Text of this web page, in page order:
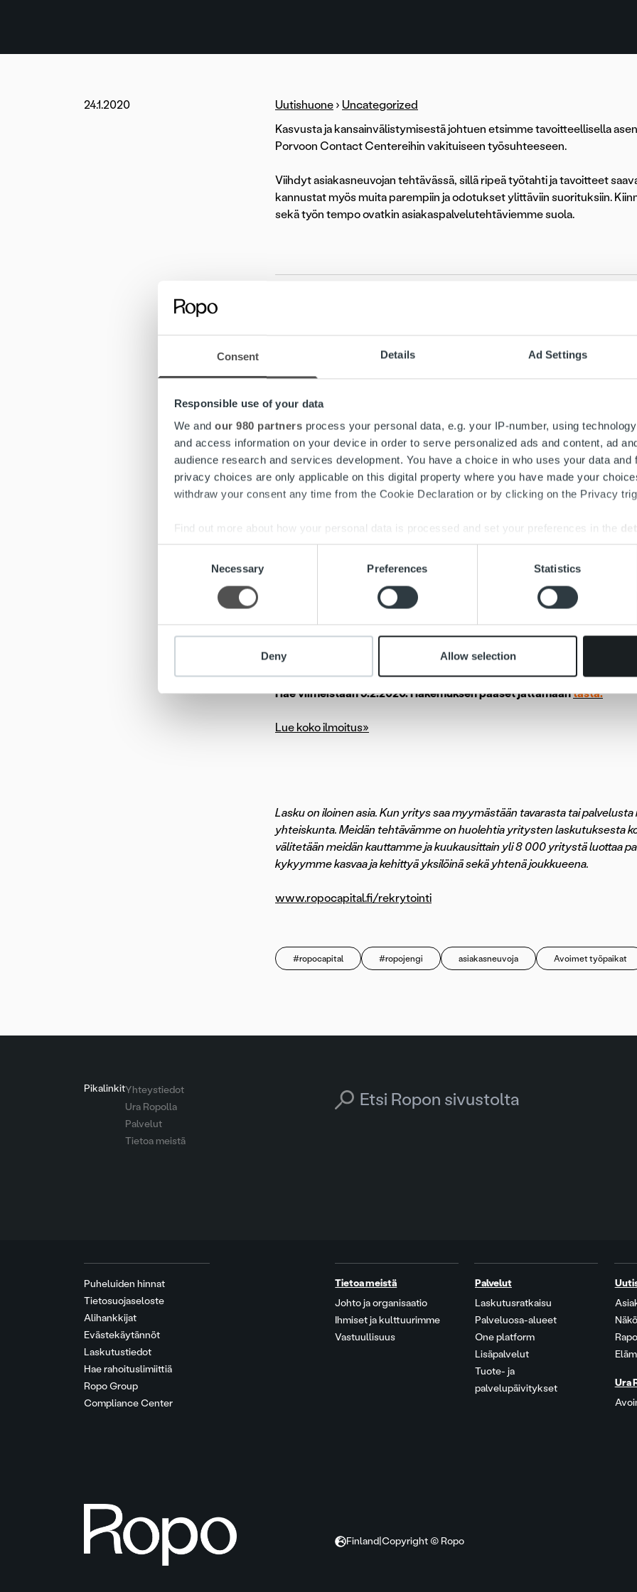
Consent Details Ad Settings
Responsible use of your data
We and our 980 partners process your personal data, e.g. your IP-number, using
and access information on your device in order to serve personalized ads and content, ad
audience research and services development. You have a choice in who uses your data and
privacy choices are only applicable on this digital property where you have made your
withdraw your consent any time from the Cookie Declaration or by clicking on the Privacy
Find out more about how your personal data is processed and set your preferences in the
We use cookies to personalise content and ads, to provide social media features and to
other information that you’ve provided to them or that they’ve collected from your use of their
Necessary Preferences Statistics
Deny Allow selection
24.1.2020 Uutishuone › Uncategorized
Kasvusta ja kansainvälistymisestä johtuen etsimme tavoitteellisella
Porvoon Contact Centereihin vakituiseen työsuhteeseen.
Viihdyt asiakasneuvojan tehtävässä, sillä ripeä työtahti ja tavoitteet
kannustat myös muita parempiin ja odotukset ylittäviin suorituksiin.
sekä työn tempo ovatkin asiakaspalvelutehtäviemme suola.
Ruotsia osaava
Etsimme ruotsia osaavia ja tavoitteellisella asenteella varustettuja
vakituiseen työsuhteeseen. Asiakasneuvojana sinulla on tärkeä rooli
Tehtävässä työskennellään tavoitteellisesti ja monikanavaisesti
arvostetaan tarmokasta ja positiivista työotetta sekä intohimoa
luotettavaa ja asiantuntevaa palvelua laskutus- ja perintäasioissa?
Hae viimeistään 9.2.2020. Hakemuksen pääset jättämään tästä.
Lue koko ilmoitus»
Asiakasneuvoja, Kuopio
Etsimme tavoitteellisella asenteella varustettuja asiakasneuvojia
työsuhteeseen. Asiakasneuvojana sinulla on tärkeä rooli Ropon
työskennellään tavoitteellisesti ja monikanavaisesti puhelimen, chatin
yhteisöllistä, avointa ja ripeää työotetta sekä intohimoa
luotettavaa ja asiantuntevaa palvelua laskutus- ja perintäasioissa?
Hae viimeistään 9.2.2020. Hakemuksen pääset jättämääntästä.
Lue koko ilmoitus»
Lasku on iloinen asia. Kun yritys saa myymästään tavarasta tai
yhteiskunta. Meidän tehtävämme on huolehtia yritysten laskutuksesta
välitetään meidän kauttamme ja kuukausittain yli 8 000 yritystä luottaa
kykyymme kasvaa ja kehittyä yksilöinä sekä yhtenä joukkueena.
www.ropocapital.fi/rekrytointi
#ropocapital #ropojengi asiakasneuvoja Avoimet työpaikat
PikalinkitYhteystiedot
Ura Ropolla
Palvelut
Tietoa meistä
Search for:
Puheluiden hinnat
Tietosuojaseloste
Alihankkijat
Evästekäytännöt
Laskutustiedot
Hae rahoituslimiittiä
Ropo Group
Compliance Center
Tietoa meistä
Johto ja organisaatio
Ihmiset ja kulttuurimme
Vastuullisuus
Palvelut
Laskutusratkaisu
Palveluosa-alueet
One platform
Lisäpalvelut
Tuote- ja
palvelupäivitykset
Ura
Finland |Copyright © Ropo